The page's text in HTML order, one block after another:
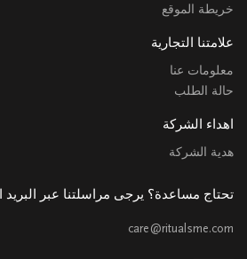
خريطة الموقع
علامتنا التجارية
معلومات عنا
حالة الطلب
اهداء الشركة
هدية الشركة
تحتاج مساعدة؟ يرجى مراسلتنا عبر البريد
care@ritualsme.com